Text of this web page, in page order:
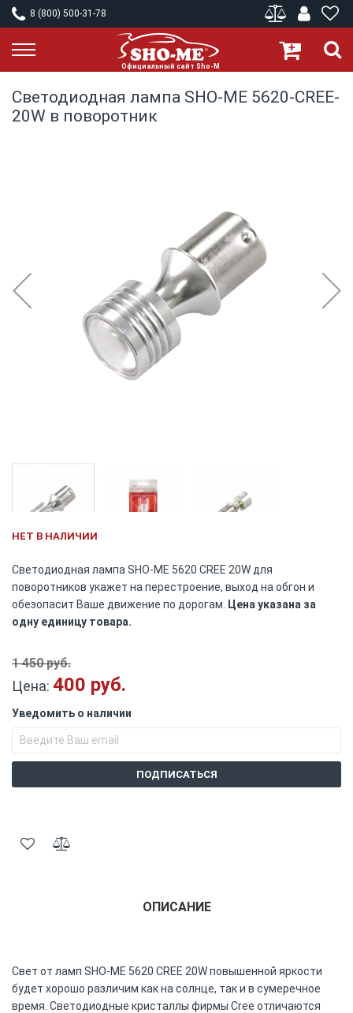
8 (800) 500-31-78
Светодиодная лампа SHO-ME 5620-CREE-
20W в поворотник
to
beginning
of
the
images
НЕТ В НАЛИЧИИ
Светодиодная лампа SHO-ME 5620 CREE 20W для
поворотников укажет на перестроение, выход на обгон и
обезопасит Ваше движение по дорогам.
Цена указана за
одну единицу товара.
1 450 руб.
Цена: 400 руб.
Уведомить о наличии
ПОДПИСАТЬСЯ
ОПИСАНИЕ
Свет от ламп SHO-ME 5620 CREE 20W повышенной яркости
будет хорошо различим как на солнце, так и в сумеречное
время. Светодиодные кристаллы фирмы Cree отличаются